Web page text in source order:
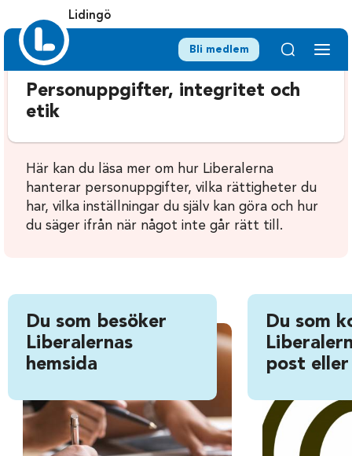
Lidingö
Bli medlem
Personuppgifter, integritet och
etik
Här kan du läsa mer om hur Liberalerna
hanterar personuppgifter, vilka rättigheter du
har, vilka inställningar du själv kan göra och hur
du säger ifrån när något inte går rätt till.
Du som besöker
Liberalernas
hemsida
Du som
post